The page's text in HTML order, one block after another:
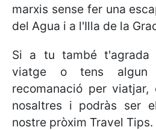
marxis sense fer una
del Agua i a l'Illa de la
Si a tu també t'agrada
viatge o tens algun
recomanació per viatjar,
nosaltres i podràs ser
nostre pròxim Travel Tips.